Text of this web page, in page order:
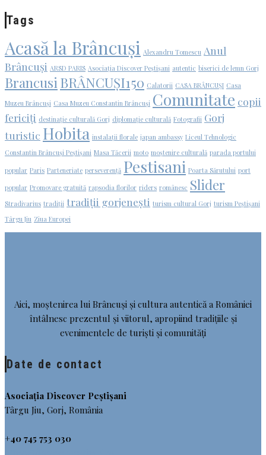
Tags
Acasă la Brâncuși Alexandru Tomescu Anul
Brâncuși ARSD PARIS Asociația Discover Peștișani autentic biserici de lemn Gorj
BrancusiBRÂNCUȘI150 Calatorii CASA BRÂNCUȘI Casa
Muzeu Brâncuși Casa Muzeu Constantin Brâncuși Comunitate copii
fericiți destinație culturală Gorj diplomație culturală Fotografii Gorj
turistic Hobita instalații florale japan ambassy Liceul Tehnologic
Constantin Brâncuși Peștișani Masa Tăcerii moto moștenire culturală parada portului
popular Paris Parteneriate perseverență Pestisani Poarta Sărutului port
popular Promovare gratuită rapsodia florilor riders românesc Slider
Stradivarius tradiții tradiții gorjenești turism cultural Gorj turism Peștișani
Târgu Jiu Ziua Europei
Aici, moștenirea lui Brâncuși și cultura autentică a României
întâlnesc prezentul și viitorul, apropiind tradițiile și
evenimentele de turiști și comunități
Date de contact
Asociația Discover Peștișani
Târgu Jiu, Gorj, România
+40 745 753 030